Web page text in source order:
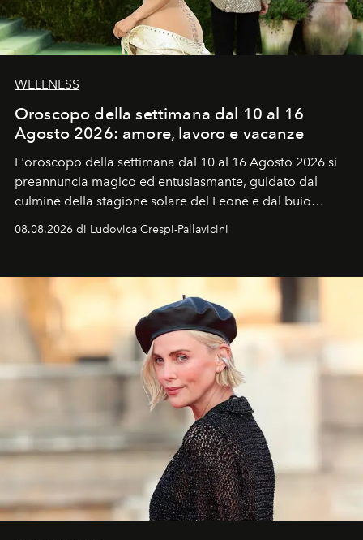
WELLNESS
Oroscopo della settimana dal 10 al 16
Agosto 2026: amore, lavoro e vacanze
L'oroscopo della settimana dal 10 al 16 Agosto 2026 si
preannuncia magico ed entusiasmante, guidato dal
culmine della stagione solare del Leone e dal buio
ideale per la notte delle Perseidi.
08.08.2026 di Ludovica Crespi-Pallavicini